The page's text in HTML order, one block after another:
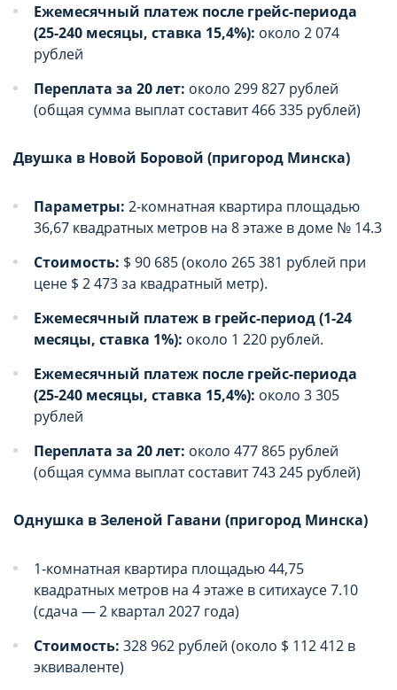
Ежемесячный платеж после грейс-периода
(25-240 месяцы, ставка 15,4%): около 2 074
рублей
Переплата за 20 лет: около 299 827 рублей
(общая сумма выплат составит 466 335 рублей)
Двушка в Новой Боровой (пригород Минска)
Параметры: 2-комнатная квартира площадью
36,67 квадратных метров на 8 этаже в доме № 14.3
Стоимость: $ 90 685 (около 265 381 рублей при
цене $ 2 473 за квадратный метр).
Ежемесячный платеж в грейс-период (1-24
месяцы, ставка 1%): около 1 220 рублей.
Ежемесячный платеж после грейс-периода
(25-240 месяцы, ставка 15,4%): около 3 305
рублей
Переплата за 20 лет: около 477 865 рублей
(общая сумма выплат составит 743 245 рублей)
Однушка в Зеленой Гавани (пригород Минска)
1-комнатная квартира площадью 44,75
квадратных метров на 4 этаже в ситихаусе 7.10
(сдача — 2 квартал 2027 года)
Стоимость: 328 962 рублей (около $ 112 412 в
эквиваленте)
для использования. Запретить хранение
данного типа cookie-файлов можно
непосредственно на Сайте либо в настройках
Рекламные cookie-файлы
Рекламные cookie-файлы используются для
рекламы (предоставление более актуального и
подходящего контента и
персонализированного рекламного материала).
Запретить хранение данного типа cookie-
файлов можно непосредственно на Сайте либо в
настройках браузера.
для использования. Запретить хранение
данного типа cookie-файлов можно
непосредственно на Сайте либо в настройках
Рекламные cookie-файлы
Рекламные cookie-файлы используются для
рекламы (предоставление более актуального и
подходящего контента и
персонализированного рекламного материала).
Запретить хранение данного типа cookie-
файлов можно непосредственно на Сайте либо в
настройках браузера.